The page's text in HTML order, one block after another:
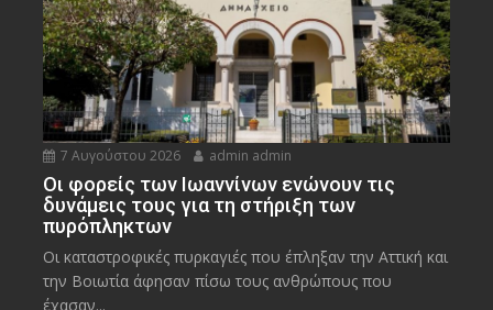
7 Αυγούστου 2026 admin admin
Οι φορείς των Ιωαννίνων ενώνουν τις
δυνάμεις τους για τη στήριξη των
πυρόπληκτων
Οι καταστροφικές πυρκαγιές που έπληξαν την Αττική και
την Bοιωτία άφησαν πίσω τους ανθρώπους που
έχασαν...